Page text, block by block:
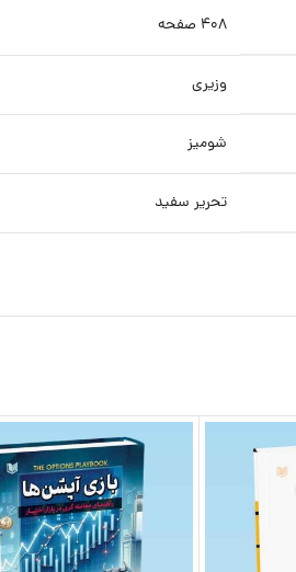
۴۰۸ صفحه
وزیری
شومیز
تحریر سفید